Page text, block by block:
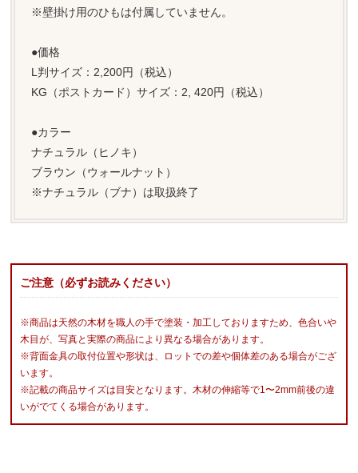
※壁掛け用のひもは付属していません。
●価格
L判サイズ：2,200円（税込）
KG（ポストカード）サイズ：2, 420円（税込）
●カラー
ナチュラル（ヒノキ）
ブラウン（ウォールナット）
※ナチュラル（ブナ）は取扱終了
ご注意（必ずお読みください）
※商品は天然の木材を職人の手で塗装・加工しておりますため、色合いや
木目が、写真と実際の商品により異なる場合があります。
※背面金具の取付位置や形状は、ロットでの差や個体差のある場合がござ
います。
※記載の商品サイズは目安となります。木材の伸縮等で1〜2mm前後の違
いがでてくる場合があります。